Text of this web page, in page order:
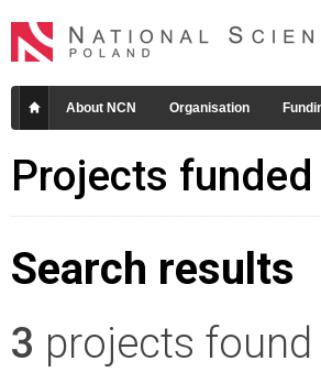
About NCN Organisation
Projects
Search results
3 projects